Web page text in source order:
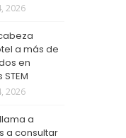
2026
a más de
en
2026
a
a consultar